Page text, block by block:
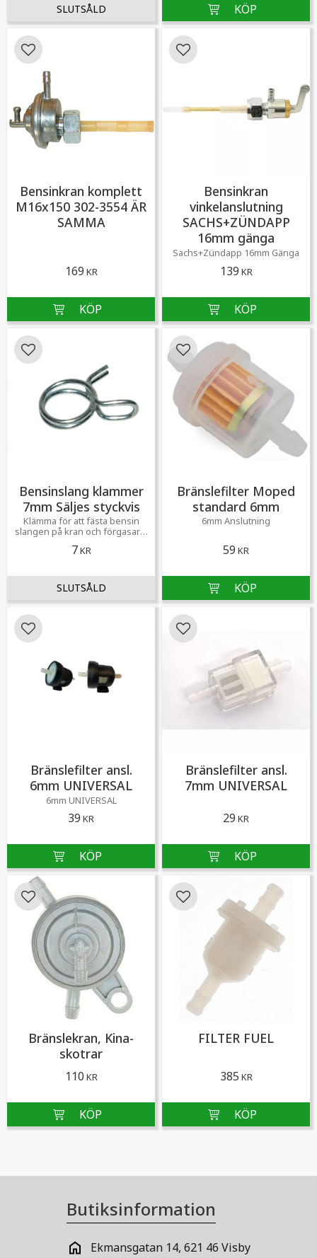
Bensinkran komplett
M16x150 302-3554 ÄR
SAMMA
169 KR
Lägg till i favoriter
Bensinkran
vinkelanslutning
SACHS+ZÜNDAPP
16mm gänga
Sachs+Zündapp 16mm Gänga
139 KR
Lägg till i favoriter
Bensinslang klammer
7mm Säljes styckvis
Klämma för att fästa bensin
slangen på kran och förgasare.
bensinläckage och håller
7KR
Lägg till i favoriter
Bränslefilter Moped
standard 6mm
6mm Anslutning
59 KR
Lägg till i favoriter
Bränslefilter ansl.
6mm UNIVERSAL
6mm UNIVERSAL
39 KR
Lägg till i favoriter
Bränslefilter ansl.
7mm UNIVERSAL
29 KR
Lägg till i favoriter
Bränslekran, Kina-
skotrar
110 KR
Lägg till i favoriter
FILTER FUEL
385 KR
Lägg till i favoriter
Butiksinformation
Ekmansgatan 14, 621 46 Visby